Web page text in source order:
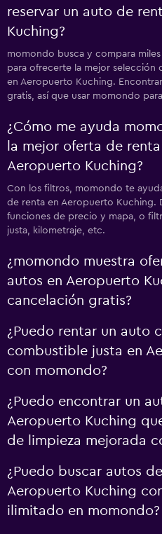
reservar un auto de
Kuching?
momondo busca y compara
para ofrecerte la mejor selección
en Aeropuerto Kuching.
gratis, así que usar momondo
¿Cómo me ayuda
la mejor oferta de
Aeropuerto Kuching?
Con los filtros, momondo te
de renta en Aeropuerto Kuching.
funciones de precio y mapa, o
justa, kilometraje, etc.
¿momondo muestra
autos en Aeropuerto
cancelación gratis?
¿Puedo rentar un auto
combustible justa en
con momondo?
¿Puedo encontrar un
Aeropuerto Kuching
de limpieza mejorada
¿Puedo buscar autos
Aeropuerto Kuching
ilimitado en momondo?